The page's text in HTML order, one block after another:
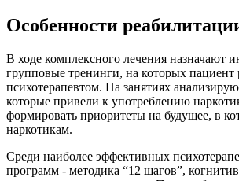
Особенности
В ходе комплексного лечения назначают
групповые тренинги, на которых пациент
психотерапевтом. На занятиях
которые привели к употреблению
формировать приоритеты на будущее, в
наркотикам.
Среди наиболее эффективных
программ - методика “12 шагов”,